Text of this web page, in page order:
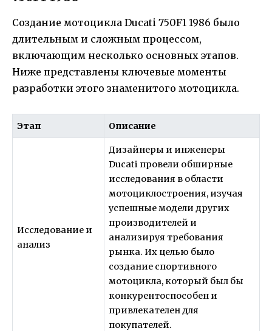
Создание мотоцикла Ducati 750F1 1986 было
длительным и сложным процессом,
включающим несколько основных этапов.
Ниже представлены ключевые моменты
разработки этого знаменитого мотоцикла.
Этап Описание
Исследование и
анализ
Дизайнеры и инженеры
Ducati провели обширные
исследования в области
мотоциклостроения, изучая
успешные модели других
производителей и
анализируя требования
рынка. Их целью было
создание спортивного
мотоцикла, который был бы
конкурентоспособен и
привлекателен для
покупателей.